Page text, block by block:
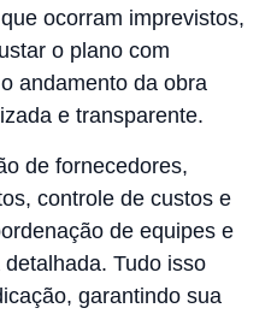
ocorram imprevistos,
o plano com
andamento da obra
e transparente.
de fornecedores,
controle de custos e
de equipes e
Tudo isso
garantindo sua